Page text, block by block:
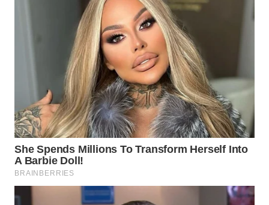
SUKABUMI
WN
PURWAKARTA
WN